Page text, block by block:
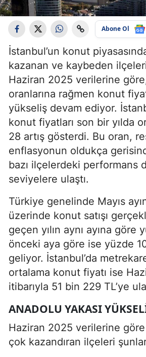
Abone Ol
İstanbul’un konut
kazanan ve kaybeden
Haziran 2025 verilerine
oranlarına rağmen konut
yükseliş devam ediyor.
konut fiyatları son bir yılda
28 artış gösterdi. Bu oran,
enflasyonun oldukça
bazı ilçelerdeki performans
seviyelere ulaştı.
Türkiye genelinde Mayıs
üzerinde konut satışı
geçen yılın aynı ayına göre
önceki aya göre ise yüzde
geliyor. İstanbul’da
ortalama konut fiyatı ise
itibarıyla 51 bin 229 TL’ye
ANADOLU YAKASI
Haziran 2025 verilerine göre
çok kazandıran ilçeleri